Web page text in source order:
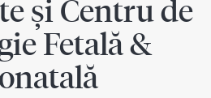
și Centru de
Fetală &